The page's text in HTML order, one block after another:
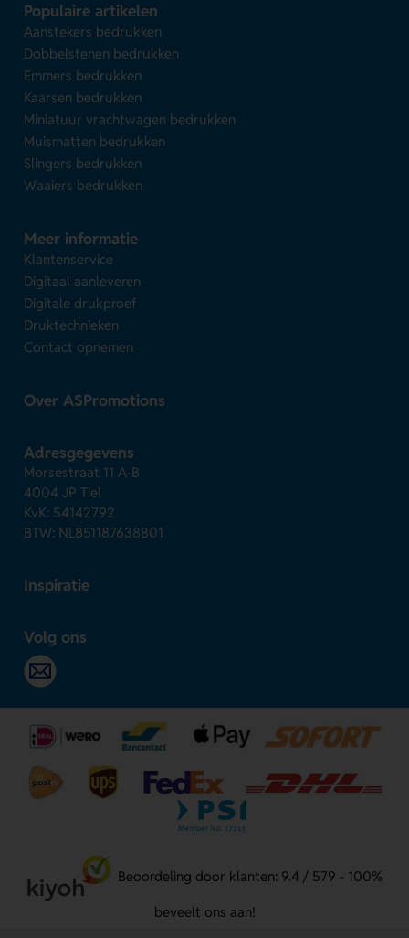
Populaire artikelen
Aanstekers bedrukken
Dobbelstenen bedrukken
Emmers bedrukken
Kaarsen bedrukken
Miniatuur vrachtwagen bedrukken
Muismatten bedrukken
Slingers bedrukken
Waaiers bedrukken
Meer informatie
Klantenservice
Digitaal aanleveren
Digitale drukproef
Druktechnieken
Contact opnemen
Over ASPromotions
Adresgegevens
Morsestraat 11 A-B
4004 JP Tiel
KvK: 54142792
BTW: NL851187638B01
Inspiratie
Volg ons
Beoordeling door klanten: 9.4 / 579 - 100%
beveelt ons aan!